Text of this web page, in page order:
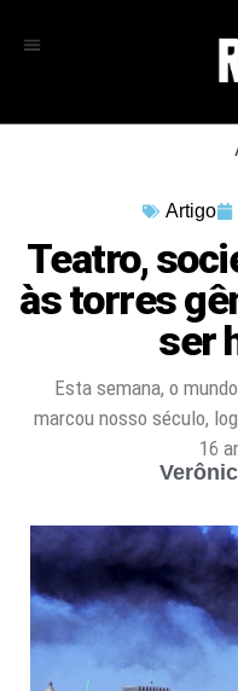
Artigo
Teatro,
às torres
ser
Esta semana, o
marcou nosso século,
16